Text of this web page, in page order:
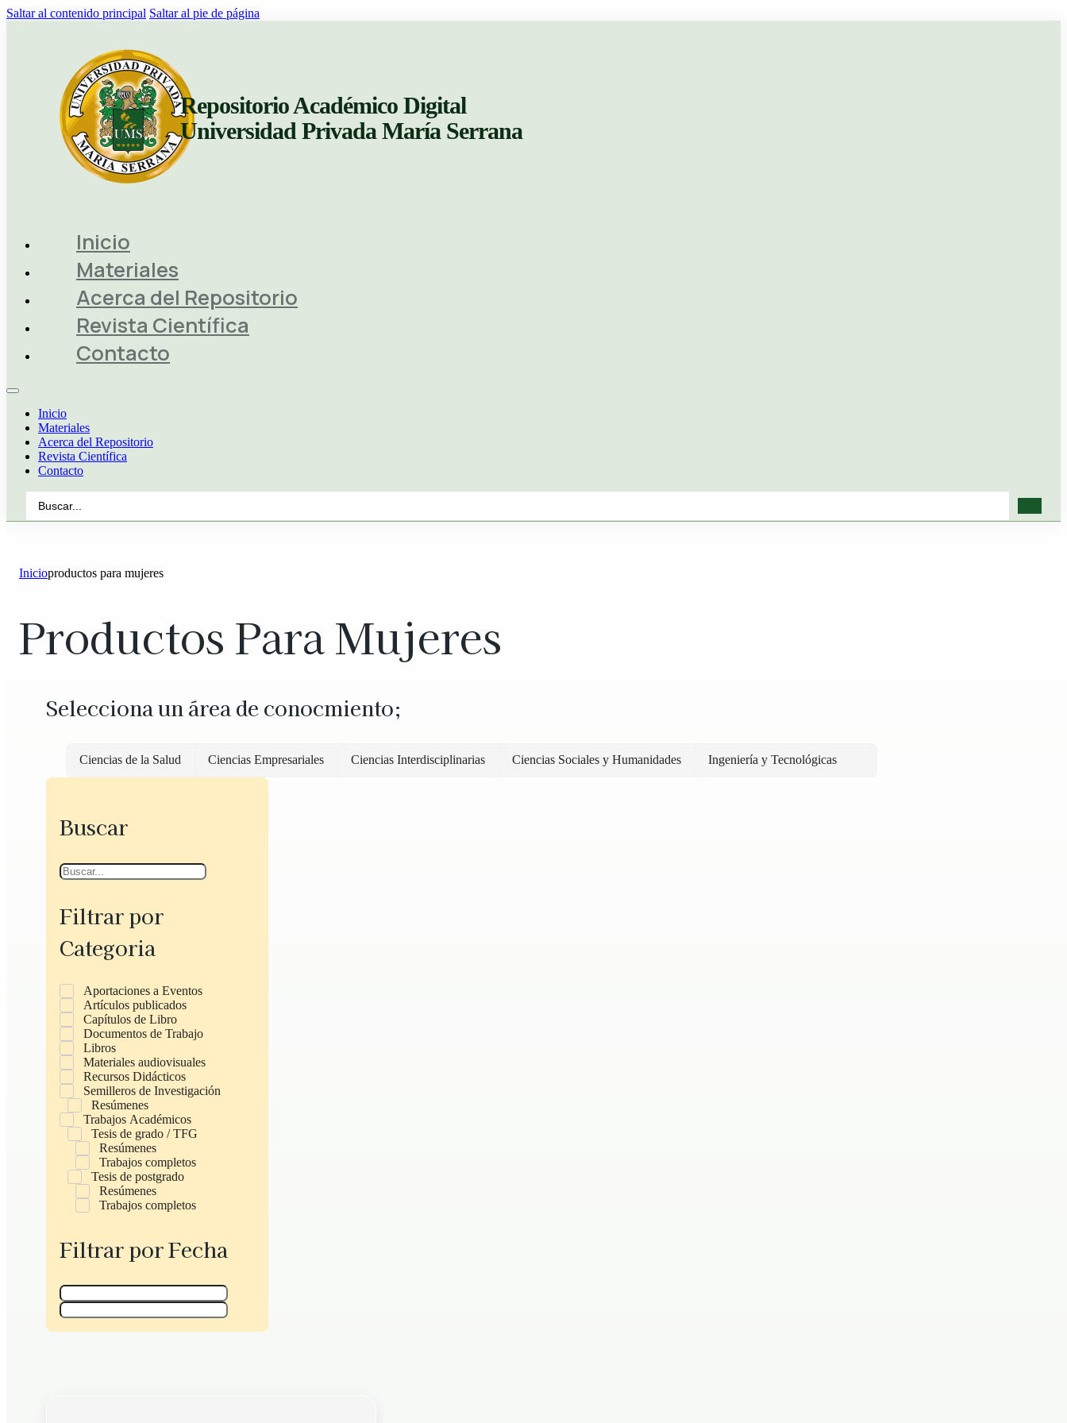
Saltar al contenido principal Saltar al pie de página
Repositorio Académico Digital
Universidad Privada María Serrana
Inicio
Materiales
Acerca del Repositorio
Revista Científica
Contacto
Inicio
Materiales
Acerca del Repositorio
Revista Científica
Contacto
Inicioproductos para mujeres
Productos Para Mujeres
Selecciona un área de conocmiento;
Ciencias de la Salud Ciencias Empresariales Ciencias Interdisciplinarias Ciencias Sociales y Humanidades Ingeniería y Tecnológicas
Buscar
Filtrar por
Categoria
Aportaciones a Eventos
Artículos publicados
Capítulos de Libro
Documentos de Trabajo
Libros
Materiales audiovisuales
Recursos Didácticos
Semilleros de Investigación
Resúmenes
Trabajos Académicos
Tesis de grado / TFG
Resúmenes
Trabajos completos
Tesis de postgrado
Resúmenes
Trabajos completos
Filtrar por Fecha